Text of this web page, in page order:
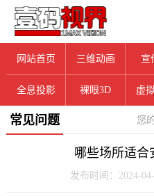
网站首页 三维动画 宣
全息投影 裸眼3D 虚
您
常见问题
哪些场所适合
发布时间：2024-